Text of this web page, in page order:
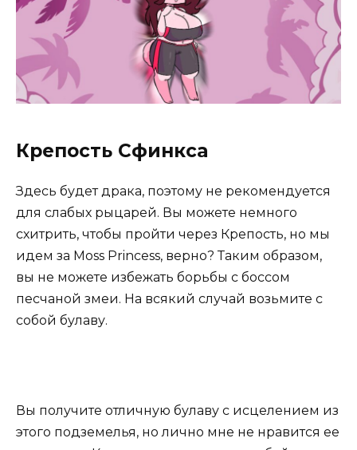
Крепость Сфинкса
Здесь будет драка, поэтому не рекомендуется
для слабых рыцарей. Вы можете немного
схитрить, чтобы пройти через Крепость, но мы
идем за Moss Princess, верно? Таким образом,
вы не можете избежать борьбы с боссом
песчаной змеи. На всякий случай возьмите с
собой булаву.
Вы получите отличную булаву с исцелением из
этого подземелья, но лично мне не нравится ее